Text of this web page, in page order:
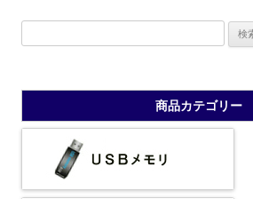
商品カテゴリー